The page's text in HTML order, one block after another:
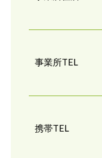
事業所TEL
携帯TEL